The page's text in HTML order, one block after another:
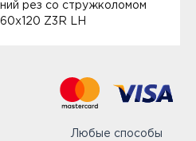
рез со стружколомом
Z3R LH
Любые способы